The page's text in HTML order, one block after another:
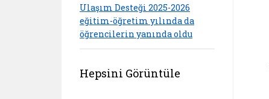
Ulaşım Desteği 2025-2026
eğitim-öğretim yılında da
öğrencilerin yanında oldu
Hepsini Görüntüle